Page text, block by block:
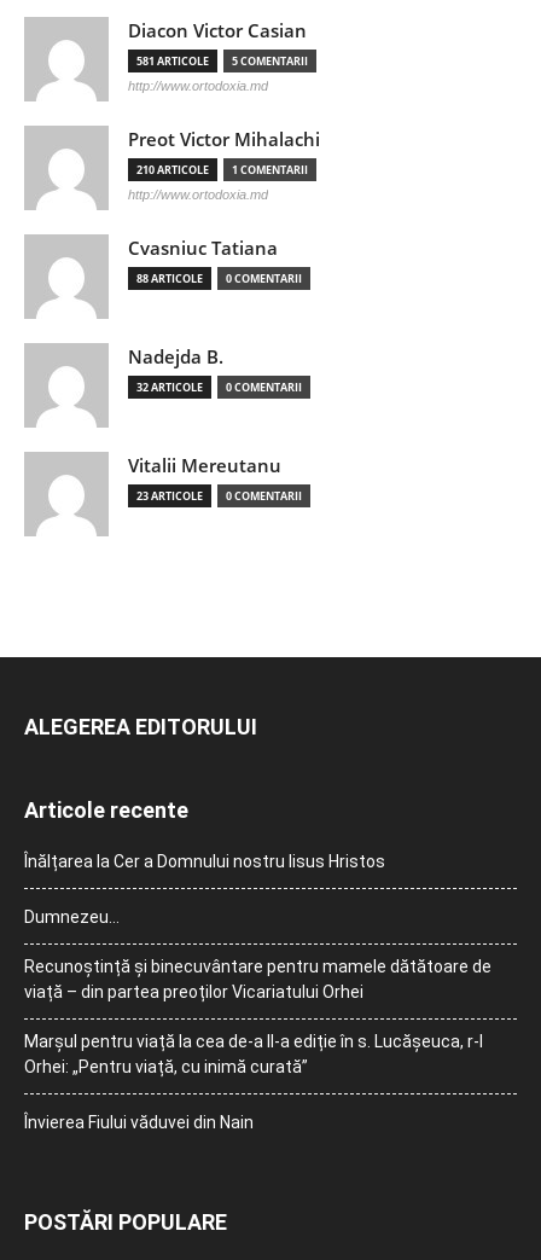
Diacon Victor Casian
581 ARTICOLE 5 COMENTARII
http://www.ortodoxia.md
Preot Victor Mihalachi
210 ARTICOLE 1 COMENTARII
http://www.ortodoxia.md
Cvasniuc Tatiana
88 ARTICOLE 0 COMENTARII
Nadejda B.
32 ARTICOLE 0 COMENTARII
Vitalii Mereutanu
23 ARTICOLE 0 COMENTARII
ALEGEREA EDITORULUI
Articole recente
Înălțarea la Cer a Domnului nostru Iisus Hristos
Dumnezeu…
Recunoștință și binecuvântare pentru mamele dătătoare de
viață – din partea preoților Vicariatului Orhei
Marșul pentru viață la cea de-a II-a ediție în s. Lucășeuca, r-l
Orhei: „Pentru viață, cu inimă curată”
Învierea Fiului văduvei din Nain
POSTĂRI POPULARE